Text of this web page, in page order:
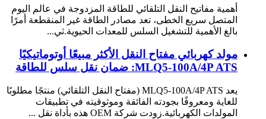
أهمية مفاتيح النقل التلقائي للطاقة المزدوجة في عالم اليوم
المتصل سريع الخطى، تعد مصادر الطاقة غير المنقطعة أمرًا
بالغ الأهمية للتشغيل السلس للمعدات الحيوية.ثي...
مولد كهربائي مفتاح النقل الأكثر مبيعًا أوتوماتيكيًا
MLQ5-100A/4P ATS: ضمان نقل سلس للطاقة
يعد MLQ5-100A/4P ATS (مفتاح النقل التلقائي) منتجًا مطلوبًا
للغاية ومعروفًا بجودته الفائقة وموثوقيته في تطبيقات
المولدات الكهربائية.زودت شركة OEM هذه بأداة نقل ...